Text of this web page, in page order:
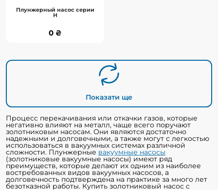
Плунжерный насос серии
Н
0 ₴
0 ₴
Показати ще
Процесс перекачивания или откачки газов, которые
негативно влияют на металл, чаще всего поручают
золотниковым насосам. Они являются достаточно
надежными и долговечными, а также могут с легкостью
использоваться в вакуумных системах различной
сложности. Плунжерные вакуумные насосы
(золотниковые вакуумные насосы) имеют ряд
преимуществ, которые делают их одним из наиболее
востребованных видов вакуумных насосов, а
долговечность подтверждена на практике за много лет
безотказной работы. Купить золотниковый насос с